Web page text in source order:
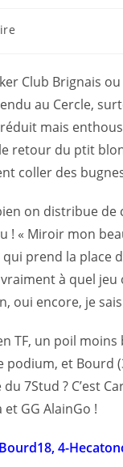
Club Brignais
au Cercle,
mais
retour du ptit
coller des
on distribue
! « Miroir mon
prend la place
à quel
oui encore, je
un poil moins
podium, et
7Stud ? C’est
GG AlainGo !
4-